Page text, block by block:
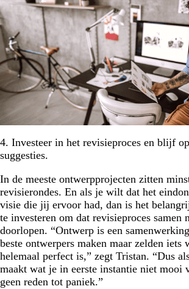
4. Investeer in het revisieproces en blijf
suggesties.
In de meeste ontwerpprojecten zitten
revisierondes. En als je wilt dat het
visie die jij ervoor had, dan is het
te investeren om dat revisieproces samen
doorlopen. “Ontwerp is een
beste ontwerpers maken maar zelden iets
helemaal perfect is,” zegt Tristan. “Dus
maakt wat je in eerste instantie niet mooi
geen reden tot paniek.”